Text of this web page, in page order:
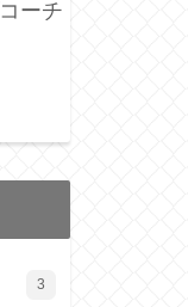
ーチ
3